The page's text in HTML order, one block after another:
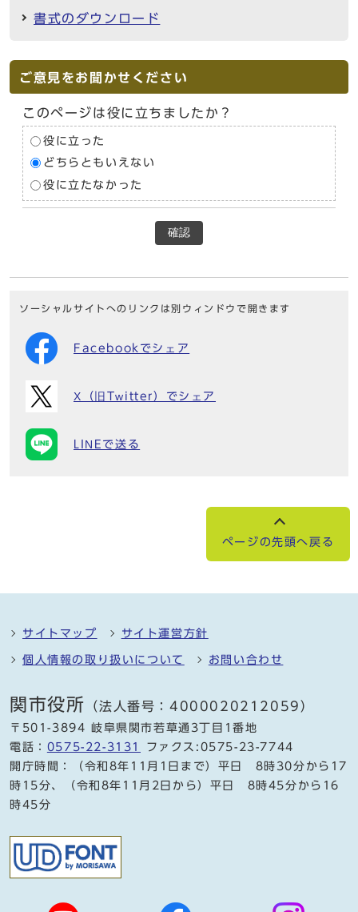
書式のダウンロード
ご意見をお聞かせください
このページは役に立ちましたか？
役に立った
どちらともいえない
役に立たなかった
確認
ソーシャルサイトへのリンクは別ウィンドウで開きます
Facebookでシェア
X（旧Twitter）でシェア
LINEで送る
ページの先頭へ戻る
サイトマップ サイト運営方針
個人情報の取り扱いについて お問い合わせ
関市役所 （法人番号：4000020212059）
〒501-3894 岐阜県関市若草通3丁目1番地
電話： 0575-22-3131
ファクス:0575-23-7744
開庁時間：（令和8年11月1日まで）平日 8時30分から17
時15分、（令和8年11月2日から）平日 8時45分から16
時45分